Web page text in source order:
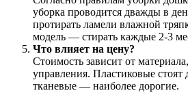
уборка проводится дважды в
протирать ламели влажной
модель — стирать каждые 2-3
Что влияет на цену?
Стоимость зависит от
управления. Пластиковые стоят
тканевые — наиболее дорогие.